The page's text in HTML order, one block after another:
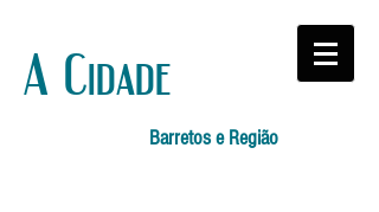
A Cidade
Barretos e Região